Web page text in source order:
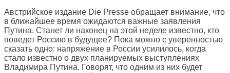
Австрийское издание Die Presse обращает внимание, что
в ближайшее время ожидаются важные заявления
Путина. Станет ли наконец на этой неделе известно, кто
поведет Россию в будущее? Пока можно с уверенностью
сказать одно: напряжение в России усилилось, когда
стало известно о двух планируемых выступлениях
Владимира Путина. Говорят, что одним из них будет